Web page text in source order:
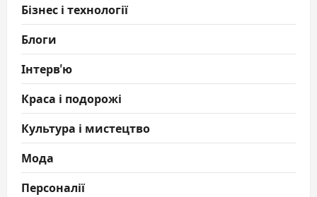
Бізнес і технології
Блоги
Інтерв'ю
Краса і подорожі
Культура і мистецтво
Мода
Персоналії